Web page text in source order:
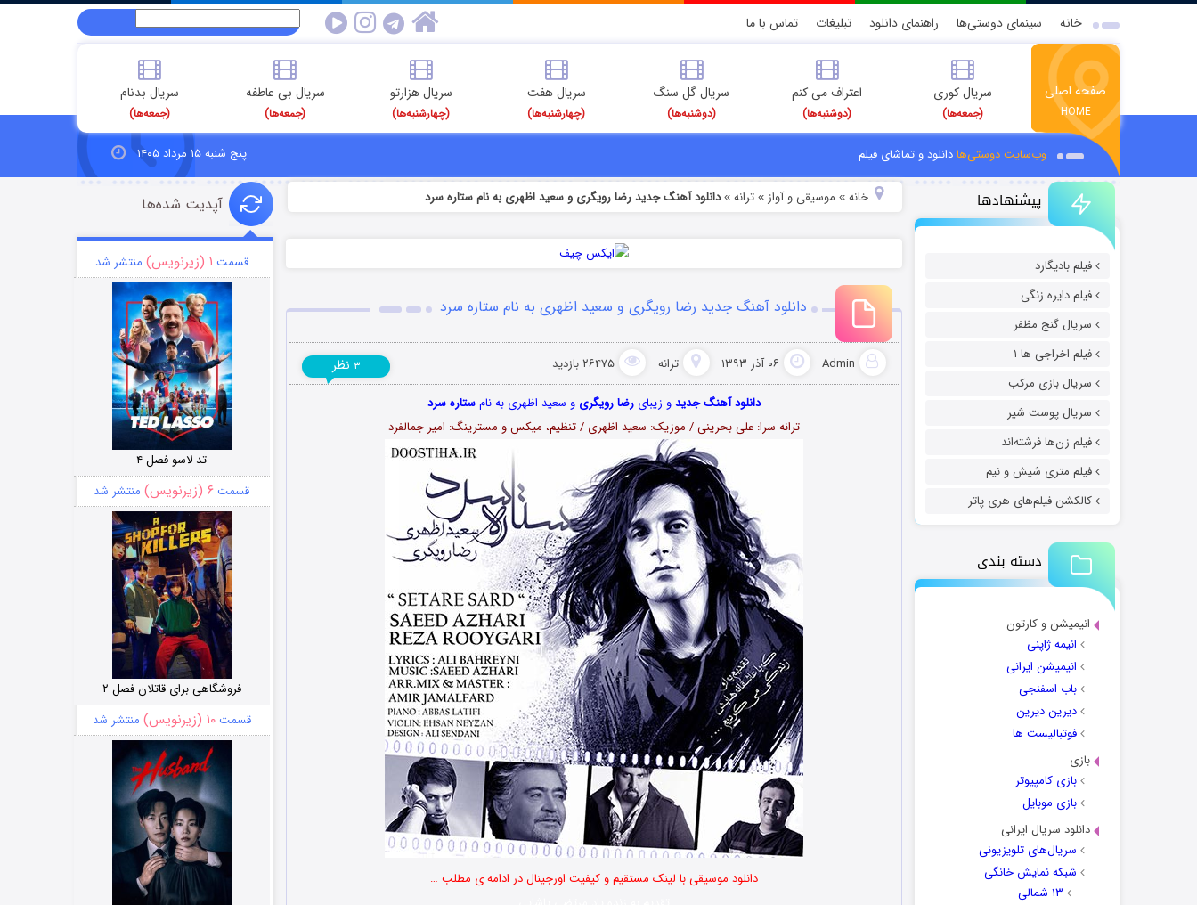
خانه سینمای دوستی‌ها راهنمای دانلود تبلیغات تماس با ما
صفحه اصلی
HOME
سریال کوری
(جمعه‌ها)
اعتراف می کنم
(دوشنبه‌ها)
سریال گل سنگ
(دوشنبه‌ها)
سریال هفت
(چهارشنبه‌ها)
سریال هزارتو
(چهارشنبه‌ها)
سریال بی عاطفه
(جمعه‌ها)
سریال بدنام
(جمعه‌ها)
وب‌سایت دوستی‌هادانلود و تماشای فیلم پنج شنبه ۱۵ مرداد ۱۴۰۵
پیشنهادها
فیلم بادیگارد
فیلم دایره زنگی
سریال گنج مظفر
فیلم اخراجی ها ۱
سریال بازی مرکب
سریال پوست شیر
فیلم زن‌ها فرشته‌اند
فیلم متری شیش و نیم
کالکشن فیلم‌های هری پاتر
دسته بندی
انیمیشن و کارتون
انیمه ژاپنی
انیمیشن ایرانی
باب اسفنجی
دیرین دیرین
فوتبالیست ها
بازی
بازی کامپیوتر
بازی موبایل
دانلود سریال ایرانی
سریال‌های تلویزیونی
شبکه نمایش خانگی
۱۳ شمالی
خانه» موسیقی و آواز » ترانه»دانلود آهنگ جدید رضا رویگری و سعید اظهری به نام ستاره سرد
دانلود آهنگ جدید رضا رویگری و سعید اظهری به نام ستاره سرد
Admin ۰۶ آذر ۱۳۹۳ ترانه ۲۶۴۷۵ بازدید ۳ نظر
دانلود آهنگ جدیدو زیبای رضا رویگری و سعید اظهری به نامستاره سرد
ترانه سرا: علی بحرینی / موزیک: سعید اظهری / تنظیم، میکس و مسترینگ: امیر جمالفرد
دانلود موسیقی با لینک مستقیم و کیفیت اورجینال در ادامه ی مطلب …
آپدیت شده‌ها
قسمت ۱ (زیرنویس) منتشر شد
تد لاسو فصل ۴
قسمت ۶ (زیرنویس) منتشر شد
فروشگاهی برای قاتلان فصل ۲
قسمت۱۰ (زیرنویس) منتشر شد